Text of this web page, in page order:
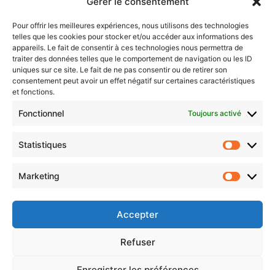
Pour offrir les meilleures expériences, nous utilisons des technologies
telles que les cookies pour stocker et/ou accéder aux informations des
appareils. Le fait de consentir à ces technologies nous permettra de
traiter des données telles que le comportement de navigation ou les ID
uniques sur ce site. Le fait de ne pas consentir ou de retirer son
consentement peut avoir un effet négatif sur certaines caractéristiques
et fonctions.
Fonctionnel Toujours activé
Statistiques
Marketing
Accepter
Refuser
Newsletter gratuite
Choisissez : matin, soir ou hebdo ?
votre